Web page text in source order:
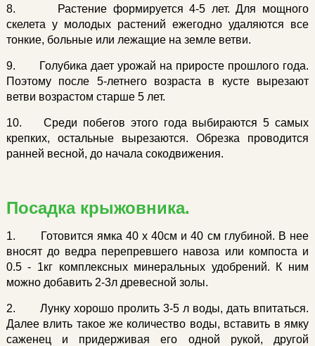
8. Растение формируется 4-5 лет. Для мощного
скелета у молодых растений ежегодно удаляются все
тонкие, больные или лежащие на земле ветви.
9. Голубика дает урожай на приросте прошлого года.
Поэтому после 5-летнего возраста в кусте вырезают
ветви возрастом старше 5 лет.
10. Среди побегов этого года выбираются 5 самых
крепких, остальные вырезаются. Обрезка проводится
ранней весной, до начала сокодвижения.
Посадка крыжовника.
1. Готовится ямка 40 х 40см и 40 см глубиной. В нее
вносят до ведра перепревшего навоза или компоста и
0.5 - 1кг комплексных минеральных удобрений. К ним
можно добавить 2-3л древесной золы.
2. Лунку хорошо пролить 3-5 л воды, дать впитаться.
Далее влить такое же количество воды, вставить в ямку
саженец и придерживая его одной рукой, другой